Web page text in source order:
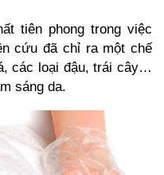
tiên phong trong việc
cứu đã chỉ ra một chế
các loại đậu, trái cây…
sáng da.